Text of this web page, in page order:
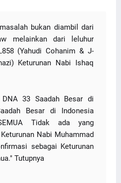
bukan diambil dari
melainkan dari leluhur
(Yahudi Cohanim & J-
Keturunan Nabi Ishaq
33 Saadah Besar di
Besar di Indonesia
Tidak ada yang
Nabi Muhammad
sebagai Keturunan
Tutupnya